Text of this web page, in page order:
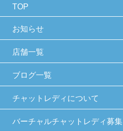
TOP
お知らせ
店舗一覧
ブログ一覧
チャットレディについて
バーチャルチャットレディ募集